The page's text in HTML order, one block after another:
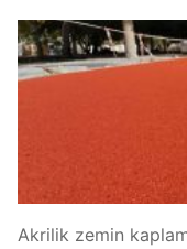
Akrilik zemin